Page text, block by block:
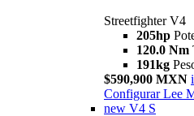
Streetfighter V4
205hp
120.0 Nm
191kg
$590,900 MXN i
Configurar Lee
new V4 S